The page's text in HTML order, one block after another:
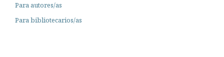
Para autores/as
Para bibliotecarios/as